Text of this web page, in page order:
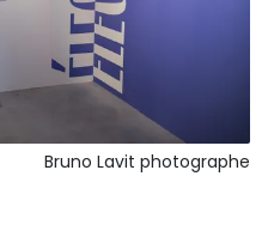
Bruno Lavit photographe